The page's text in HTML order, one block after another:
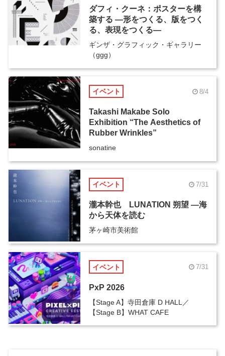
ダフィ・クーネ：ポスターを構
築する ―形をつくる、版をつく
る、表現をつくる―
ギンザ・グラフィック・ギャラリー
（ggg）
イベント 8/4
Takashi Makabe Solo
Exhibition “The Aesthetics of
Rubber Wrinkles”
sonatine
イベント 7/31
瀧本幹也 LUNATION 朔望 ―海
から天体を読む
茅ヶ崎市美術館
イベント 7/31
PxP 2026
【Stage A】寺田倉庫 D HALL／
【Stage B】WHAT CAFE